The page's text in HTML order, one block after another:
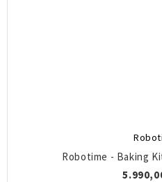
Robotime - Baking